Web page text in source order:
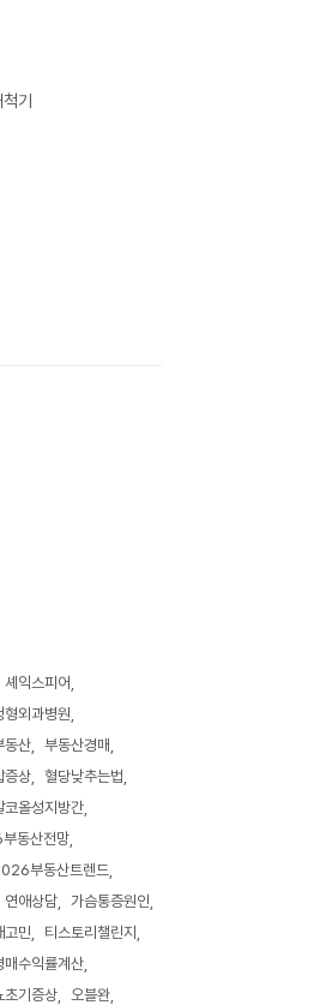
기
셰익스피어
형외과병원
동산
부동산경매
증상
혈당낮추는법
코올성지방간
동산전망
부동산트렌드
연애상담
가슴통증원인
고민
티스토리챌린지
매수익률계산
초기증상
오블완